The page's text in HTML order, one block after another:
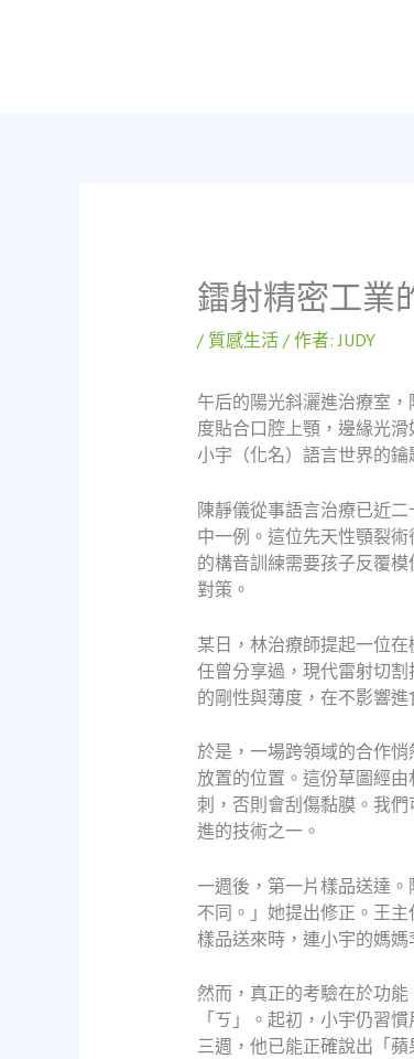
鐳射精密工業
/ 質感生活/ 作者:JUDY
午后的陽光斜灑進治療室
度貼合口腔上顎，邊緣光
小宇（化名）語言世界的鑰
陳靜儀從事語言治療已近
中一例。這位先天性顎裂
的構音訓練需要孩子反覆
對策。
某日，林治療師提起一位
任曾分享過，現代雷射切
的剛性與薄度，在不影響
於是，一場跨領域的合作
放置的位置。這份草圖經
刺，否則會刮傷黏膜。我
進的技術之一。
一週後，第一片樣品送達
不同。」她提出修正。王
樣品送來時，連小宇的媽媽
然而，真正的考驗在於功
「ㄎ」。起初，小宇仍習
三週，他已能正確說出「